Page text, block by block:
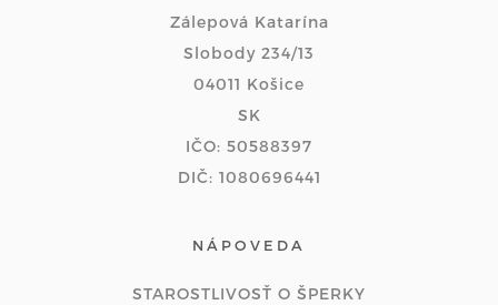
Zálepová Katarína
Slobody 234/13
04011 Košice
SK
IČO: 50588397
DIČ: 1080696441
NÁPOVEDA
STAROSTLIVOSŤ O ŠPERKY